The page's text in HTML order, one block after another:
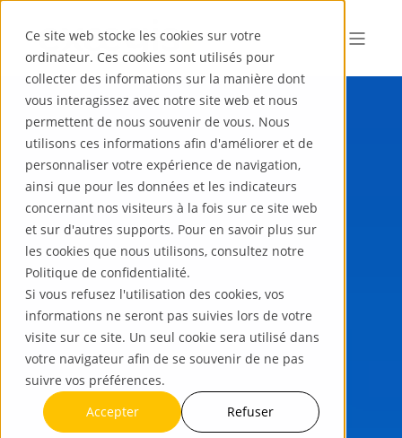
Ce site web stocke les cookies sur votre
ordinateur. Ces cookies sont utilisés pour
collecter des informations sur la manière dont
vous interagissez avec notre site web et nous
permettent de nous souvenir de vous. Nous
utilisons ces informations afin d'améliorer et de
personnaliser votre expérience de navigation,
ainsi que pour les données et les indicateurs
concernant nos visiteurs à la fois sur ce site web
et sur d'autres supports. Pour en savoir plus sur
les cookies que nous utilisons, consultez notre
Politique de confidentialité.
Si vous refusez l'utilisation des cookies, vos
informations ne seront pas suivies lors de votre
visite sur ce site. Un seul cookie sera utilisé dans
votre navigateur afin de se souvenir de ne pas
suivre vos préférences.
Accepter
Refuser